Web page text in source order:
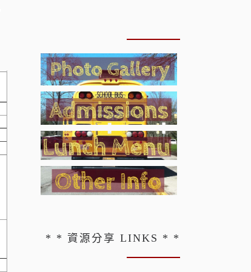
* * 資源分享 LINKS * *